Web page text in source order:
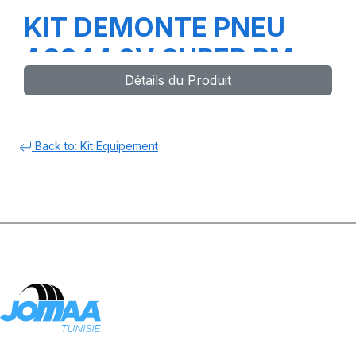
KIT DEMONTE PNEU
AS944 2V SUPER RM
NEW -RM2EAGLE
Détails du Produit
Back to: Kit Equipement